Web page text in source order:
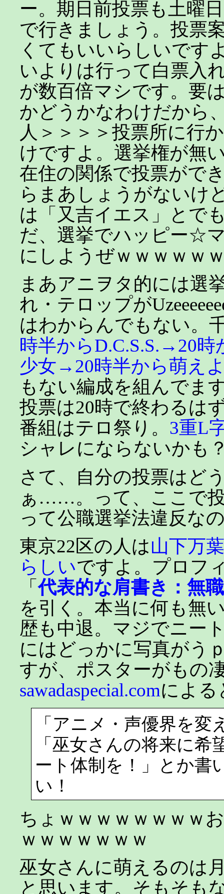
ー。期日前投票も土曜
で行きましょう。投票
くてもいいらしいです
いよりは行って白票入
が数百倍マシです。要
かどうかなわけだから
人＞＞＞＞投票所に行
けですよ。選挙権が無
在住の関係で投票がで
らまあしょうがないけ
は「又吉イエス」とで
だ、選挙でハッピー☆
にしようぜｗｗｗｗｗ
まあアニヲタ的には選
れ・テロップが
はわからんでもない。
時半からD.C.S.S.→20時
少女→20時半から萌え
もない編成を組んでま
投票は20時で終わるは
番組はテロ祭り。 3重L
シャレにならないかも
さて、自分の投票はど
ぁ……。って、ここで
って公職選挙法違反な
東京22区の人は山下万
らしいですよ。プロフ
「代表的な肩書き：無職
を引く。本当に何も無
歴も中退。マジでニー
にはどっかに写真がう
すが、ポスターがもの
sawadaspecial.comによ
「アニメ・声優界を変
「巫女さんの将来に希
ート体制を！」とか書
い！
ちょｗｗｗｗｗｗｗｗ
ｗｗｗｗｗｗｗ
巫女さんに萌えるのは
と思います。そもそも